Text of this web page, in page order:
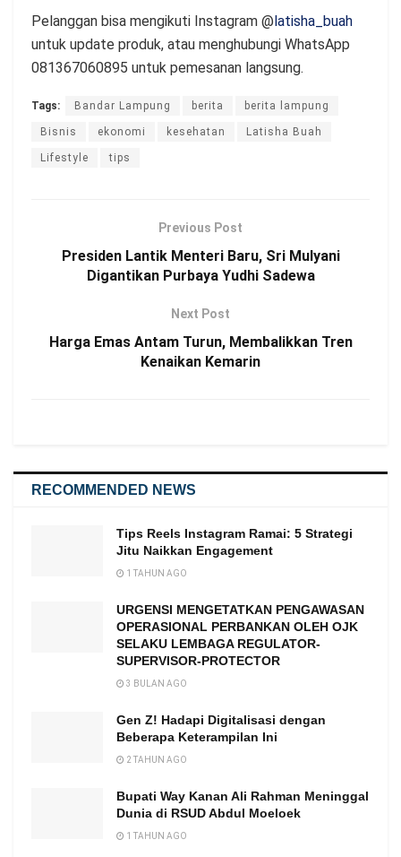
Pelanggan bisa mengikuti Instagram @latisha_buah
untuk update produk, atau menghubungi WhatsApp
081367060895 untuk pemesanan langsung.
Tags: Bandar Lampung berita berita lampung
Bisnis ekonomi kesehatan Latisha Buah
Lifestyle tips
Previous Post
Presiden Lantik Menteri Baru, Sri Mulyani
Digantikan Purbaya Yudhi Sadewa
Next Post
Harga Emas Antam Turun, Membalikkan Tren
Kenaikan Kemarin
RECOMMENDED NEWS
Tips Reels Instagram Ramai: 5 Strategi
Jitu Naikkan Engagement
1 TAHUN AGO
URGENSI MENGETATKAN PENGAWASAN
OPERASIONAL PERBANKAN OLEH OJK
SELAKU LEMBAGA REGULATOR-
SUPERVISOR-PROTECTOR
3 BULAN AGO
Gen Z! Hadapi Digitalisasi dengan
Beberapa Keterampilan Ini
2 TAHUN AGO
Bupati Way Kanan Ali Rahman Meninggal
Dunia di RSUD Abdul Moeloek
1 TAHUN AGO